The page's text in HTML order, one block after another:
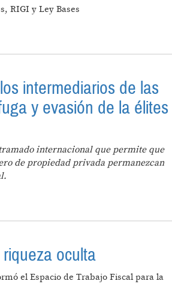
RIGI y Ley Bases
intermediarios de las
y evasión de la élites
internacional que permite que
de propiedad privada permanezcan
DE LA ÉLITES ARGENTINAS?
oculta
el Espacio de Trabajo Fiscal para la